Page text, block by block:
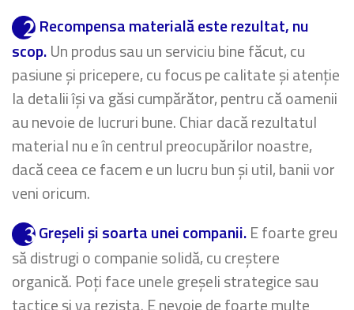
Recompensa materială este rezultat, nu
scop.Un produs sau un serviciu bine făcut, cu
pasiune și pricepere, cu focus pe calitate și atenție
la detalii își va găsi cumpărător, pentru că oamenii
au nevoie de lucruri bune. Chiar dacă rezultatul
material nu e în centrul preocupărilor noastre,
dacă ceea ce facem e un lucru bun și util, banii vor
veni oricum.
Greșeli și soarta unei companii.E foarte greu
să distrugi o companie solidă, cu creștere
organică. Poți face unele greșeli strategice sau